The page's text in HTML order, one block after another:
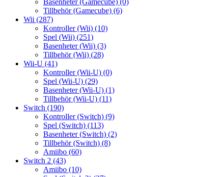
Basenheter (Gamecube) (0)
Tillbehör (Gamecube) (6)
Wii (287)
Kontroller (Wii) (10)
Spel (Wii) (251)
Basenheter (Wii) (3)
Tillbehör (Wii) (28)
Wii-U (41)
Kontroller (Wii-U) (0)
Spel (Wii-U) (29)
Basenheter (Wii-U) (1)
Tillbehör (Wii-U) (11)
Switch (190)
Kontroller (Switch) (9)
Spel (Switch) (113)
Basenheter (Switch) (2)
Tillbehör (Switch) (8)
Amiibo (60)
Switch 2 (43)
Amiibo (10)